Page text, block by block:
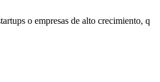
o empresas de alto crecimiento, q